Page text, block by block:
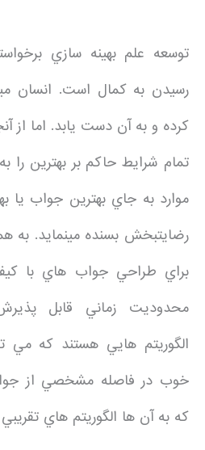
توسعه علم بهينه سازي
رسيدن به كمال است. انسان
كرده و به آن دست يابد. اما از
تمام شرايط حاكم بر بهترين را
موارد به جاي بهترين جواب يا
رضايتبخش بسنده مينمايد. به
براي طراحي جواب هاي با
محدوديت زماني قابل
الگوريتم هايي هستند كه مي
خوب در فاصله مشخصي از
كه به آن ها الگوريتم هاي